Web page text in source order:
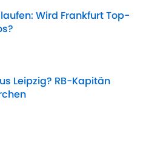
Wird Frankfurt Top-
Invalid Date
Leipzig? RB-Kapitän
Invalid Date